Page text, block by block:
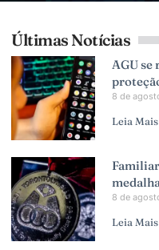
Últimas Notícias
AGU se
8 de
Leia
8 de
Leia